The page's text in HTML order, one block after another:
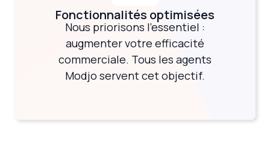
Fonctionnalités optimisées
Nous priorisons l'essentiel :
augmenter votre efficacité
commerciale. Tous les agents
Modjo servent cet objectif.